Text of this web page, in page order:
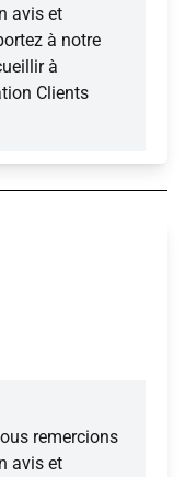
avis et
à notre
à
Clients
remercions
avis et